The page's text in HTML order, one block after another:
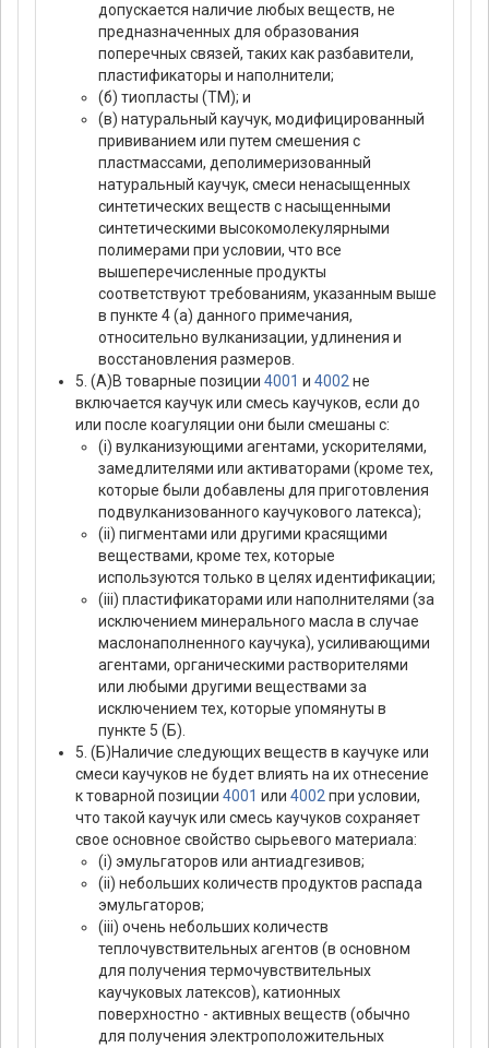
допускается наличие любых веществ, не
предназначенных для образования
поперечных связей, таких как разбавители,
пластификаторы и наполнители;
(б) тиопласты (ТМ); и
(в) натуральный каучук, модифицированный
прививанием или путем смешения с
пластмассами, деполимеризованный
натуральный каучук, смеси ненасыщенных
синтетических веществ с насыщенными
синтетическими высокомолекулярными
полимерами при условии, что все
вышеперечисленные продукты
соответствуют требованиям, указанным выше
в пункте 4 (а) данного примечания,
относительно вулканизации, удлинения и
восстановления размеров.
5. (А)В товарные позиции 4001 и 4002 не
включается каучук или смесь каучуков, если до
или после коагуляции они были смешаны с:
(i) вулканизующими агентами, ускорителями,
замедлителями или активаторами (кроме тех,
которые были добавлены для приготовления
подвулканизованного каучукового латекса);
(ii) пигментами или другими красящими
веществами, кроме тех, которые
используются только в целях идентификации;
(iii) пластификаторами или наполнителями (за
исключением минерального масла в случае
маслонаполненного каучука), усиливающими
агентами, органическими растворителями
или любыми другими веществами за
исключением тех, которые упомянуты в
пункте 5 (Б).
5. (Б)Hаличие следующих веществ в каучуке или
смеси каучуков не будет влиять на их отнесение
к товарной позиции 4001 или 4002 при условии,
что такой каучук или смесь каучуков сохраняет
свое основное свойство сырьевого материала:
(i) эмульгаторов или антиадгезивов;
(ii) небольших количеств продуктов распада
эмульгаторов;
(iii) очень небольших количеств
теплочувствительных агентов (в основном
для получения термочувствительных
каучуковых латексов), катионных
поверхностно - активных веществ (обычно
для получения электроположительных